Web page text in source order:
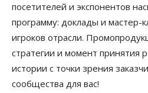
посетителей и экспонентов
программу: доклады и мастер-
игроков отрасли.
стратегии и момент
истории с точки зрения
сообщества для вас!